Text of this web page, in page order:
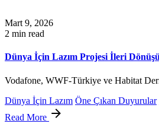
Mart 9, 2026
2 min read
Dünya İçin Lazım Projesi İleri
Vodafone, WWF-Türkiye ve Habitat
Dünya İçin Lazım Öne Çıkan Duyurular
Read More